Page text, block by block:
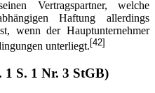
Vertragspartner, welche
Haftung allerdings
wenn der Hauptunternehmer
unterliegt. [42]
S. 1 Nr. 3 StGB)